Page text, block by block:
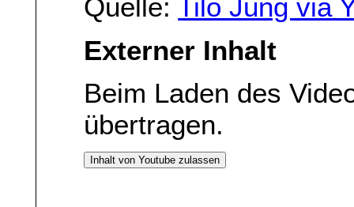
Quelle:Tilo Jung via
Externer Inhalt
Beim Laden des
übertragen.
Inhalt von Youtube zulassen